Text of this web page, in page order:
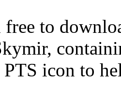
to
PTS icon to